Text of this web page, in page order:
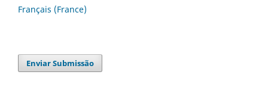
Français (France)
Enviar Submissão